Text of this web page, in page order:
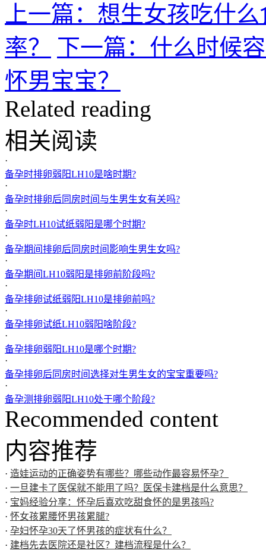
上一篇：想生女孩吃什
率？
下一篇：什么时候
怀男宝宝？
Related reading
相关阅读
·
备孕时排卵弱阳LH10是啥时期?
·
备孕时排卵后同房时间与生男生女有关吗?
·
备孕时LH10试纸弱阳是哪个时期?
·
备孕期间排卵后同房时间影响生男生女吗?
·
备孕期间LH10弱阳是排卵前阶段吗?
·
备孕排卵试纸弱阳LH10是排卵前吗?
·
备孕排卵试纸LH10弱阳啥阶段?
·
备孕排卵弱阳LH10是哪个时期?
·
备孕排卵后同房时间选择对生男生女的宝宝重要吗?
·
备孕测排卵弱阳LH10处于哪个阶段?
Recommended content
内容推荐
· 造娃运动的正确姿势有哪些？哪些动作最容易怀孕？
· 一旦建卡了医保就不能用了吗？医保卡建档是什么意思？
· 宝妈经验分享：怀孕后喜欢吃甜食怀的是男孩吗?
· 怀女孩累腰怀男孩累腿?
· 孕妇怀孕30天了怀男孩的症状有什么？
· 建档先去医院还是社区？建档流程是什么？